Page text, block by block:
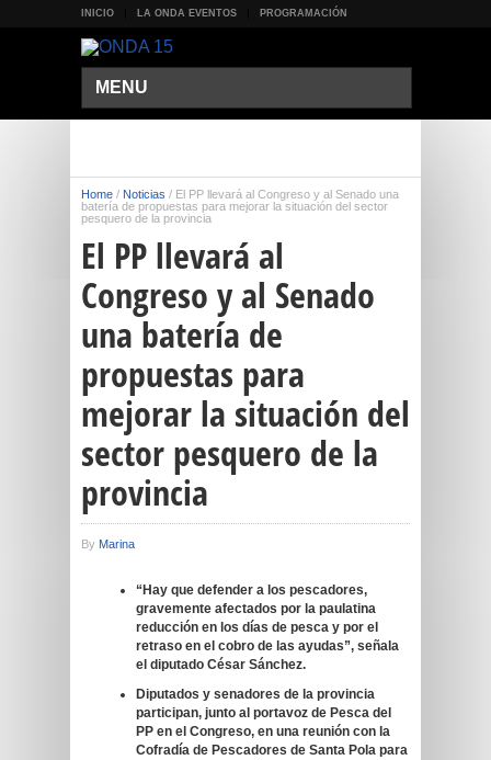
INICIO LA ONDA EVENTOS PROGRAMACIÓN
MENU
Home / Noticias / El PP llevará al Congreso y al Senado una
batería de propuestas para mejorar la situación del sector
pesquero de la provincia
El PP llevará al
Congreso y al Senado
una batería de
propuestas para
mejorar la situación del
sector pesquero de la
provincia
By Marina
“Hay que defender a los pescadores,
gravemente afectados por la paulatina
reducción en los días de pesca y por el
retraso en el cobro de las ayudas”, señala
el diputado César Sánchez.
Diputados y senadores de la provincia
participan, junto al portavoz de Pesca del
PP en el Congreso, en una reunión con la
Cofradía de Pescadores de Santa Pola para